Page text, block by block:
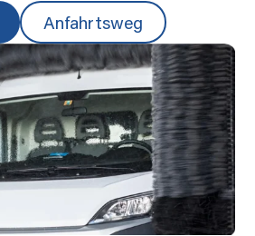
Anfahrtsweg